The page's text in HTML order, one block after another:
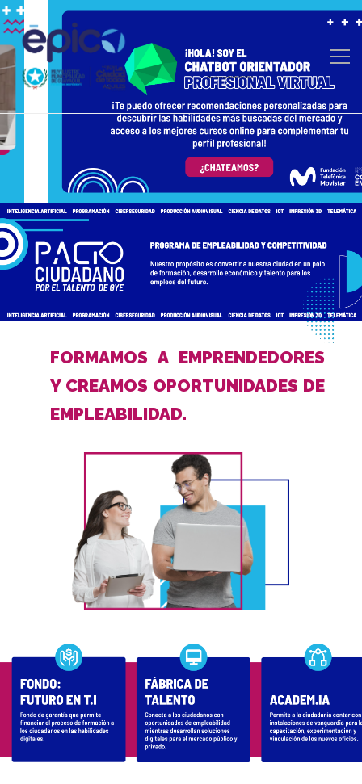
FORMAMOS A EMPRENDEDORES
Y CREAMOS OPORTUNIDADES DE
EMPLEABILIDAD.